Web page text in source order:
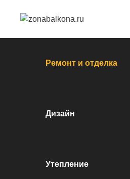
Ремонт и отделка
Дизайн
Утепление